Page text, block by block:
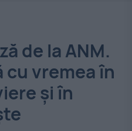
de la ANM.
cu vremea în
și în